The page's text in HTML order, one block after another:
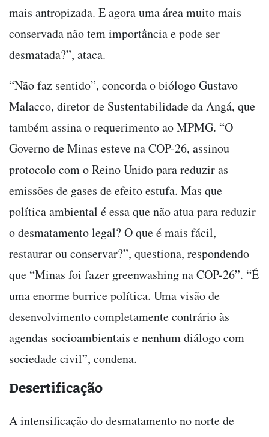
mais antropizada. E agora uma área muito mais
conservada não tem importância e pode ser
desmatada?”, ataca.
“Não faz sentido”, concorda o biólogo Gustavo
Malacco, diretor de Sustentabilidade da Angá, que
também assina o requerimento ao MPMG. “O
Governo de Minas esteve na COP-26, assinou
protocolo com o Reino Unido para reduzir as
emissões de gases de efeito estufa. Mas que
política ambiental é essa que não atua para reduzir
o desmatamento legal? O que é mais fácil,
restaurar ou conservar?”, questiona, respondendo
que “Minas foi fazer greenwashing na COP-26”. “É
uma enorme burrice política. Uma visão de
desenvolvimento completamente contrário às
agendas socioambientais e nenhum diálogo com
sociedade civil”, condena.
Desertificação
A intensificação do desmatamento no norte de